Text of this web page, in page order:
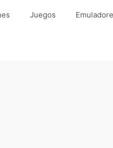
Juegos